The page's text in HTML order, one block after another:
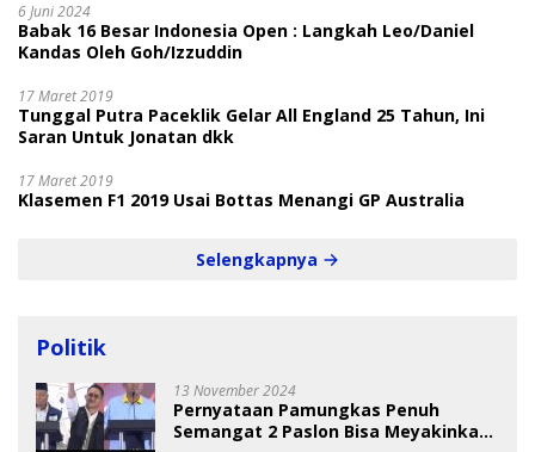
6 Juni 2024
Babak 16 Besar Indonesia Open : Langkah Leo/Daniel
Kandas Oleh Goh/Izzuddin
17 Maret 2019
Tunggal Putra Paceklik Gelar All England 25 Tahun, Ini
Saran Untuk Jonatan dkk
17 Maret 2019
Klasemen F1 2019 Usai Bottas Menangi GP Australia
Selengkapnya
Politik
13 November 2024
Pernyataan Pamungkas Penuh
Semangat 2 Paslon Bisa Meyakinkan